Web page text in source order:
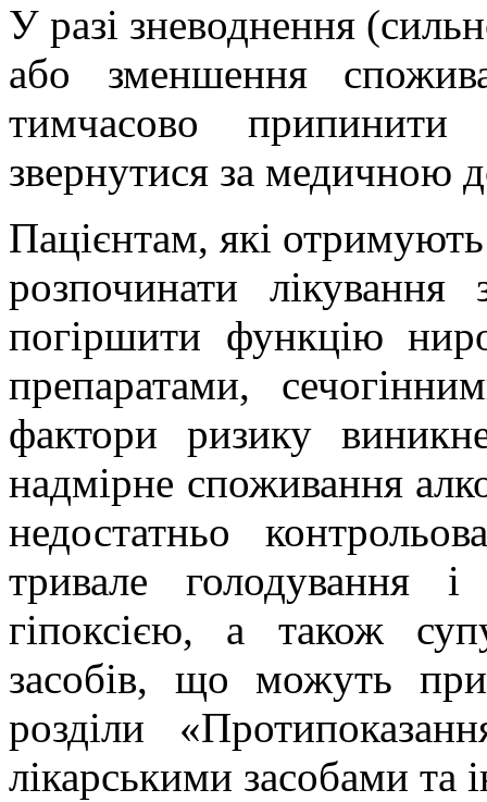
У разі зневоднення
або зменшення
тимчасово припинити
звернутися за медичною
Пацієнтам, які
розпочинати
погіршити функцію
препаратами,
фактори ризику
надмірне споживання
недостатньо
тривале голодування
гіпоксією, а також
засобів, що можуть
розділи
лікарськими засобами та